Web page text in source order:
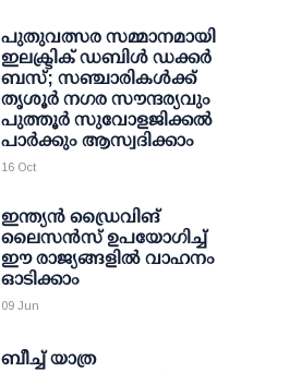
പുതുവത്സര സമ്മാനമായി
ഇലക്ട്രിക് ഡബിള്‍ ഡക്കര്‍
ബസ്; സഞ്ചാരികള്‍ക്ക്
തൃശൂര്‍ നഗര സൗന്ദര്യവും
പുത്തൂര്‍ സുവോളജിക്കല്‍
പാര്‍ക്കും ആസ്വദിക്കാം
16 Oct
ഇന്ത്യന്‍ ഡ്രൈവിങ്
ലൈസന്‍സ് ഉപയോഗിച്ച്
ഈ രാജ്യങ്ങളില്‍ വാഹനം
ഓടിക്കാം
09 Jun
ബീച്ച് യാത്ര